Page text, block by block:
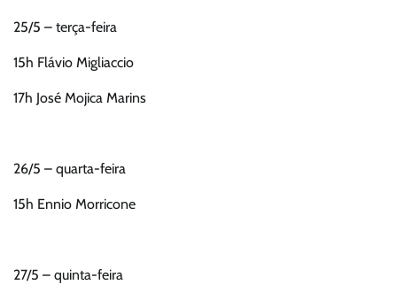
25/5 – terça-feira
15h Flávio Migliaccio
17h José Mojica Marins
26/5 – quarta-feira
15h Ennio Morricone
27/5 – quinta-feira